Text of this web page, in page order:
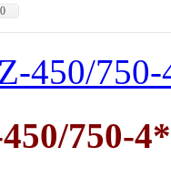
0
450/750-
750-